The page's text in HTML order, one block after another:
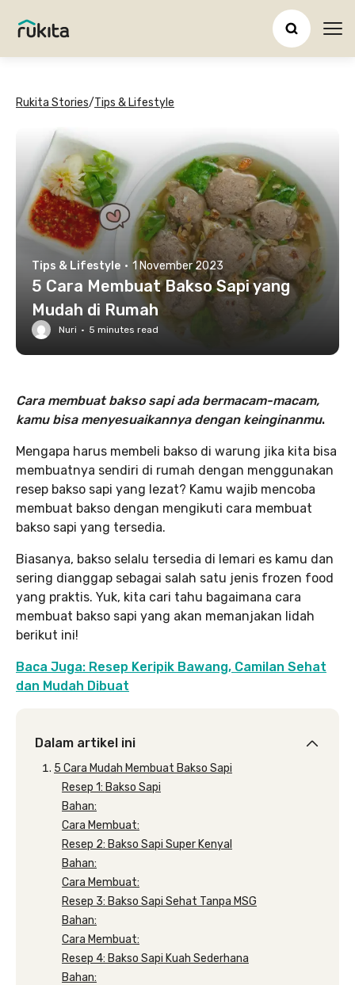
Rukita Stories/Tips & Lifestyle
Tips & Lifestyle · 1 November 2023
5 Cara Membuat Bakso Sapi yang
Mudah di Rumah
Nuri · 5 minutes read
Cara membuat bakso sapi ada bermacam-macam,
kamu bisa menyesuaikannya dengan keinginanmu.
Mengapa harus membeli bakso di warung jika kita bisa
membuatnya sendiri di rumah dengan menggunakan
resep bakso sapi yang lezat? Kamu wajib mencoba
membuat bakso dengan mengikuti cara membuat
bakso sapi yang tersedia.
Biasanya, bakso selalu tersedia di lemari es kamu dan
sering dianggap sebagai salah satu jenis frozen food
yang praktis. Yuk, kita cari tahu bagaimana cara
membuat bakso sapi yang akan memanjakan lidah
berikut ini!
Baca Juga: Resep Keripik Bawang, Camilan Sehat
dan Mudah Dibuat
Dalam artikel ini
5 Cara Mudah Membuat Bakso Sapi
Resep 1: Bakso Sapi
Bahan:
Cara Membuat:
Resep 2: Bakso Sapi Super Kenyal
Bahan:
Cara Membuat:
Resep 3: Bakso Sapi Sehat Tanpa MSG
Bahan:
Cara Membuat:
Resep 4: Bakso Sapi Kuah Sederhana
Bahan: